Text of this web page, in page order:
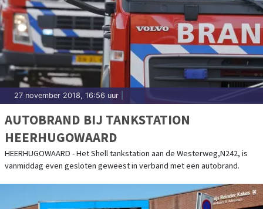
27 november 2018, 16:56 uur
AUTOBRAND BIJ TANKSTATION
HEERHUGOWAARD
HEERHUGOWAARD - Het Shell tankstation aan de Westerweg,N242, is
vanmiddag even gesloten geweest in verband met een autobrand.